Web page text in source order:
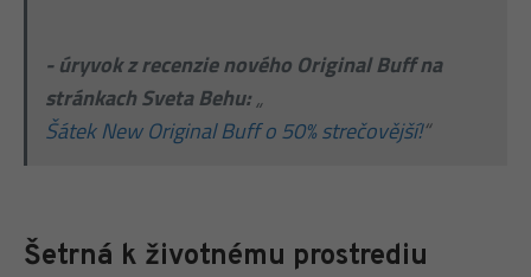
- úryvok z recenzie nového Original Buff na
stránkach Sveta Behu:„
Šátek New Original Buff o 50% strečovější!“
Šetrná k životnému prostrediu